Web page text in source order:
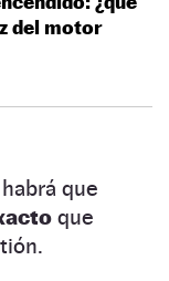
del motor
que
que